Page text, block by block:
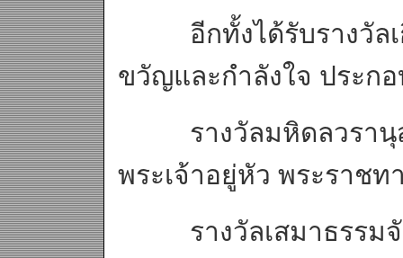
อีกทั้งได้รับรางวัลเกี
ขวัญและกำลังใจ ประก
รางวัลมหิดลวรานุส
พระเจ้าอยู่หัว พระราชท
รางวัลเสมาธรรมจัก